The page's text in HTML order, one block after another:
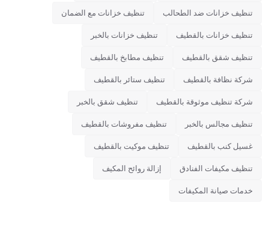
تنظيف خزانات ضد الطحالب تنظيف خزانات مع الضمان
تنظيف خزانات بالقطيف تنظيف خزانات بالخبر
تنظيف شقق بالقطيف تنظيف مطابخ بالقطيف
شركة نظافة بالقطيف تنظيف ستائر بالقطيف
شركة تنظيف موثوقة بالقطيف تنظيف شقق بالخبر
تنظيف مجالس بالخبر تنظيف مفروشات بالقطيف
غسيل كنب بالقطيف تنظيف موكيت بالقطيف
تنظيف مكيفات الفنادق إزالة روائح المكيف
خدمات صيانة المكيفات